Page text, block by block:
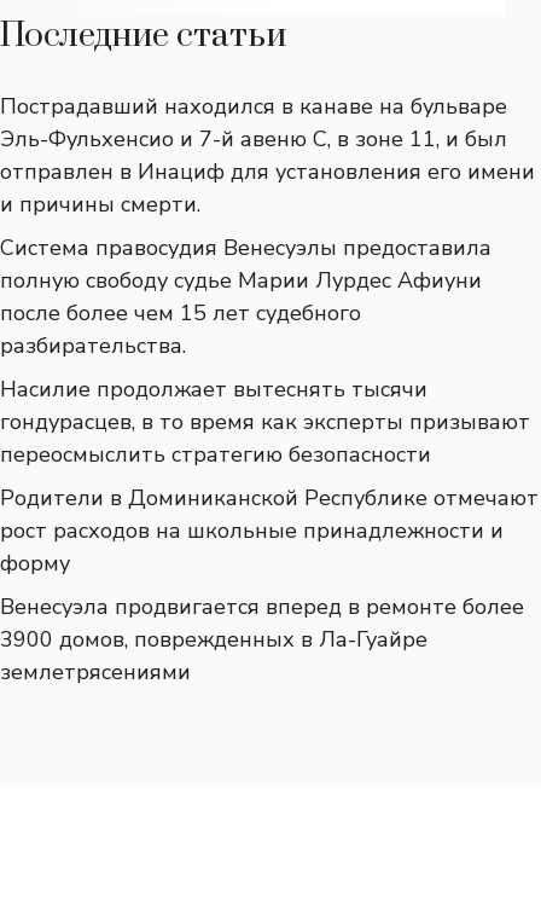
Последние статьи
Пострадавший находился в канаве на бульваре
Эль-Фульхенсио и 7-й авеню С, в зоне 11, и был
отправлен в Инациф для установления его имени
и причины смерти.
Система правосудия Венесуэлы предоставила
полную свободу судье Марии Лурдес Афиуни
после более чем 15 лет судебного
разбирательства.
Насилие продолжает вытеснять тысячи
гондурасцев, в то время как эксперты призывают
переосмыслить стратегию безопасности
Родители в Доминиканской Республике отмечают
рост расходов на школьные принадлежности и
форму
Венесуэла продвигается вперед в ремонте более
3900 домов, поврежденных в Ла-Гуайре
землетрясениями